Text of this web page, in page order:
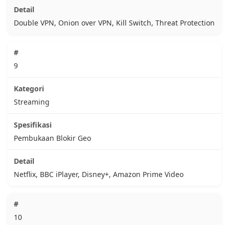
Double VPN, Onion over VPN, Kill Switch, Threat Protection
9
Streaming
Pembukaan Blokir Geo
Netflix, BBC iPlayer, Disney+, Amazon Prime Video
10